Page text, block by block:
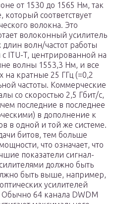
от 1530 до 1565 Нм, так
соответствует
волокна. Это
волоконный усилитель
длин волн/частот работы
с ITU-T, центрированной на
волны 1553,3 Нм, и все
на кратные 25 ГГц (=0,2
частоты. Коммерческие
со скоростью 2,5 Гбит/с,
последние в последнее
в дополнение к
в одной и той же системе.
битов, тем больше
что означает, что
показатели сигнал-
должно быть
быть выше, например,
усилителей
Обычно 64 канала DWDM